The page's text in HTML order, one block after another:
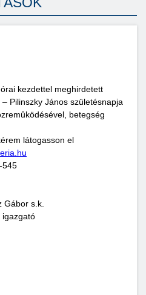
kezdettel meghirdetett
Pilinszky János születésnapja
betegség
látogasson el
545
Gábor s.k.